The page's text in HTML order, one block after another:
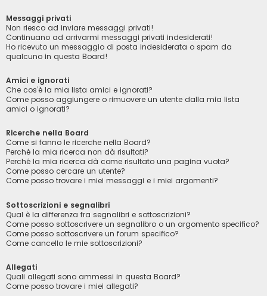
Messaggi privati
Non riesco ad inviare messaggi privati!
Continuano ad arrivarmi messaggi privati indesiderati!
Ho ricevuto un messaggio di posta indesiderata o spam da
qualcuno in questa Board!
Amici e ignorati
Che cos’è la mia lista amici e ignorati?
Come posso aggiungere o rimuovere un utente dalla mia lista
amici o ignorati?
Ricerche nella Board
Come si fanno le ricerche nella Board?
Perché la mia ricerca non dà risultati?
Perché la mia ricerca dà come risultato una pagina vuota?
Come posso cercare un utente?
Come posso trovare i miei messaggi e i miei argomenti?
Sottoscrizioni e segnalibri
Qual è la differenza fra segnalibri e sottoscrizioni?
Come posso sottoscrivere un segnalibro o un argomento specifico?
Come posso sottoscrivere un forum specifico?
Come cancello le mie sottoscrizioni?
Allegati
Quali allegati sono ammessi in questa Board?
Come posso trovare i miei allegati?